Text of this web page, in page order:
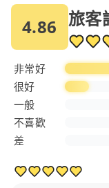
4.86 旅客
非常好
很好
一般
不喜歡
差